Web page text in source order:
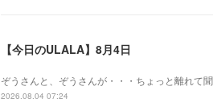
【今日のULALA】8月4日
ぞうさんと、ぞうさんが・・・ちょっと離れて
2026.08.04 07:24